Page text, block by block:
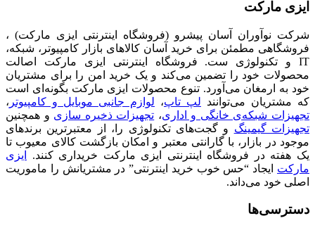
ایزی مارکت
شرکت نوآوران آسان پیشرو (فروشگاه اینترنتی ایزی مارکت) ،
فروشگاهی مطمئن برای خرید آسان کالاهای بازار کامپیوتر، شبکه،
IT و تکنولوژی ست. فروشگاه اینترنتی ایزی مارکت اصالت
محصولات خود را تضمین می‌کند و یک خرید امن را برای مشتریان
خود به ارمغان می‌آورد. تنوع محصولات ایزی مارکت بگونه‌ای است
که مشتریان می‌توانند لپ تاپ، لوازم جانبی موبایل و کامپیوتر ،
تجهیزات شبکه‌ی خانگی و اداری، تجهیزات ذخیره سازی و همچنین
تجهیزات گیمینگ و گجت‌های تکنولوژی را، از معتبرترین برندهای
موجود در بازار، با گارانتی معتبر و امکان بازگشت کالای معیوب تا
یک هفته در فروشگاه اینترنتی ایزی مارکت خریداری کنند.
ایزی
مارکت ایجاد “حس خوب خرید اینترنتی” در مشتریانش را ماموریت
اصلی خود می‌داند.
دسترسی‌ها